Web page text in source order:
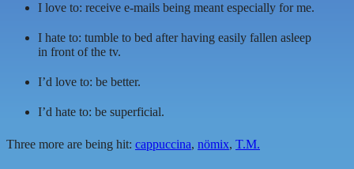
I love to: receive e-mails being meant especially for me.
I hate to: tumble to bed after having easily fallen asleep
in front of the tv.
I’d love to: be better.
I’d hate to: be superficial.
Three more are being hit: cappuccina, nömix, T.M.